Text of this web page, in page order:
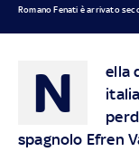
Romano Fenati è arrivato
N
ella
spagnolo Efren